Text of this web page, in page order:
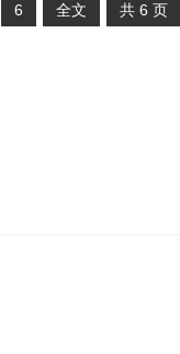
6 全文 共 6 页